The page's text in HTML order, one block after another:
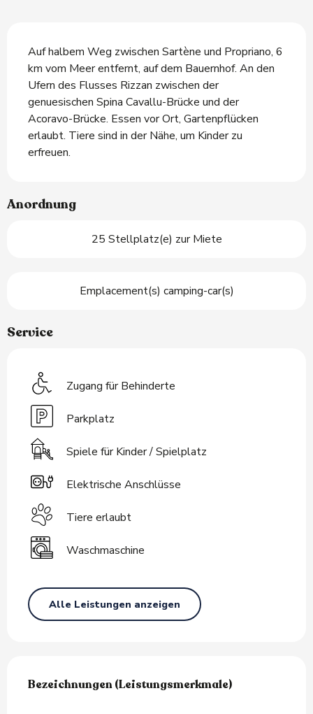
Auf halbem Weg zwischen Sartène und Propriano, 6
km vom Meer entfernt, auf dem Bauernhof. An den
Ufern des Flusses Rizzan zwischen der
genuesischen Spina Cavallu-Brücke und der
Acoravo-Brücke. Essen vor Ort, Gartenpflücken
erlaubt. Tiere sind in der Nähe, um Kinder zu
erfreuen.
Anordnung
25 Stellplatz(e) zur Miete
Emplacement(s) camping-car(s)
Service
Zugang für Behinderte
Parkplatz
Spiele für Kinder / Spielplatz
Elektrische Anschlüsse
Tiere erlaubt
Waschmaschine
Alle Leistungen anzeigen
Bezeichnungen (Leistungsmerkmale)
Bezeichnungen (Leistungsmerkmale)